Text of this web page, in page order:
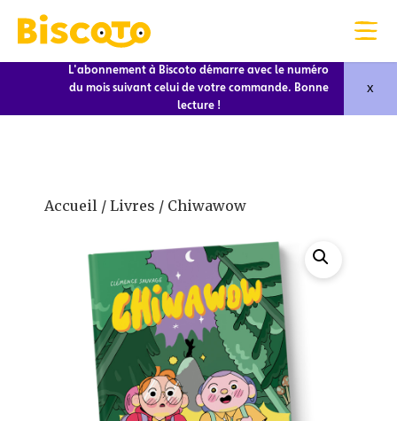
L'abonnement à Biscoto démarre avec le numéro
du mois suivant celui de votre commande. Bonne
lecture !
x
Accueil / Livres / Chiwawow